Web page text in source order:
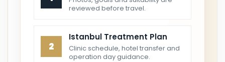
reviewed before travel.
2
Istanbul Treatment Plan
Clinic schedule, hotel transfer and
operation day guidance.